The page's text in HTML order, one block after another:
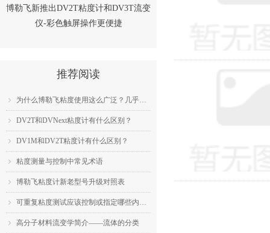
ꁇ 为什么博勒飞粘度使用这么广泛？几乎成为了行业标准？
ꁇ DV2T和DVNext粘度计有什么区别？
ꁇ DV1M和DV2T粘度计有什么区别？
ꁇ 粘度测量与控制中常见术语
ꁇ 博勒飞粘度计新老型号升级对照表
ꁇ 可重复粘度测试应该控制或指定哪些内容？
ꁇ 高分子材料流变学简介——流体的分类
推荐阅读
博勒飞新推出DV2T粘度计和DV3T流变
仪-彩色触屏操作更便捷